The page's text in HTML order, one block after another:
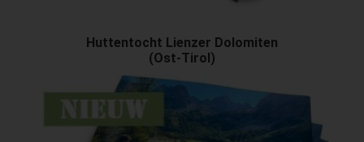
Huttentocht Lienzer Dolomiten
(Ost-Tirol)